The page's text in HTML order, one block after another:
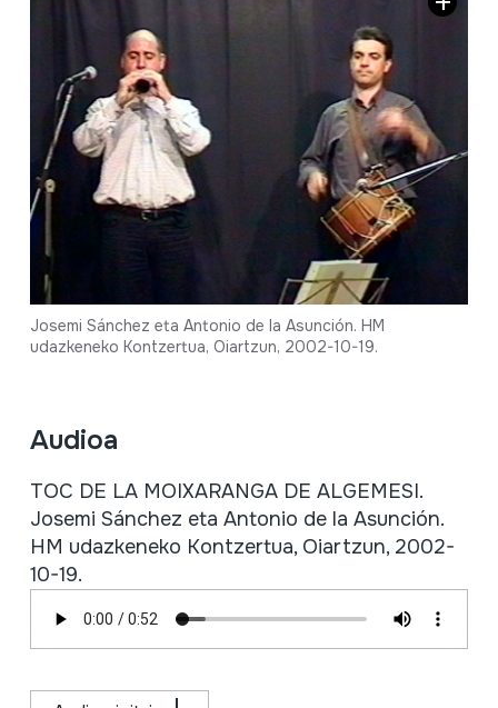
Josemi Sánchez eta Antonio de la Asunción. HM
udazkeneko Kontzertua, Oiartzun, 2002-10-19.
Audioa
TOC DE LA MOIXARANGA DE ALGEMESI.
Josemi Sánchez eta Antonio de la Asunción.
HM udazkeneko Kontzertua, Oiartzun, 2002-
10-19.